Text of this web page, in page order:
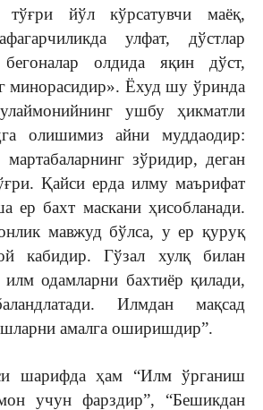
тўғри йўл кўрсатувчи маёқ,
улфат, дўстлар
олдида яқин дўст,
минорасидир». Ёхуд шу ўринда
ушбу ҳикматли
олишимиз айни муддаодир:
зўридир, деган
Қайси ерда илму маърифат
ер бахт маскани ҳисобланади.
мавжуд бўлса, у ер қуруқ
кабидир. Гўзал хулқ билан
илм одамларни бахтиёр қилади,
Илмдан мақсад
амалга оширишдир”.
шарифда ҳам “Илм ўрганиш
учун фарздир”, “Бешикдан